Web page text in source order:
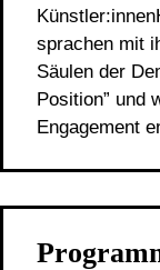
sprachen mit
Säulen der
Position” und
Engagement